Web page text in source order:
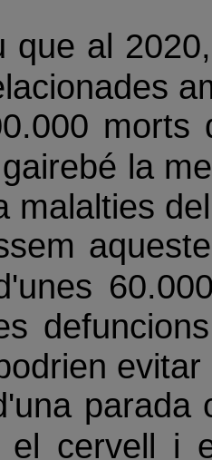
que al
morts
la
malalties
parada
el cervell i